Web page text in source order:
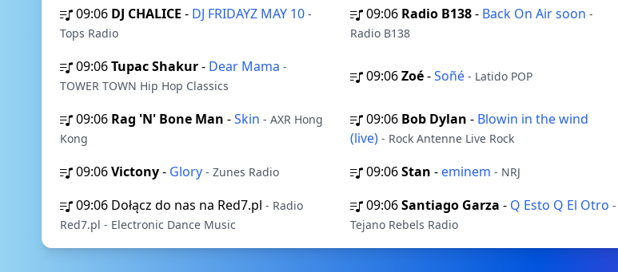
09:06 DJ CHALICE - DJ FRIDAYZ MAY 10 -
Tops Radio
09:06 Radio B138- Back On Air soon -
Radio B138
09:06Tupac Shakur- Dear Mama -
TOWER TOWN Hip Hop Classics
09:06Zoé-Soñé - Latido POP
09:06 Rag 'N' Bone Man -Skin - AXR Hong
Kong
09:06 Bob Dylan - Blowin in the wind
(live) - Rock Antenne Live Rock
09:06Victony- Glory - Zunes Radio 09:06Stan - eminem - NRJ
09:06 Dołącz do nas na Red7.pl - Radio
Red7.pl - Electronic Dance Music
09:06Santiago Garza - Q Esto Q El Otro -
Tejano Rebels Radio